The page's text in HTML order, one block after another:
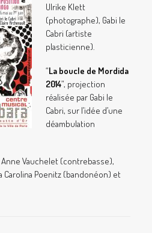
Ulrike Klett
(photographe), Gabi le
Cabri (artiste
plasticienne).
“La boucle de Mordida
2014”, projection
réalisée par Gabi le
Cabri, sur l’idée d’une
déambulation
Anne Vauchelet (contrebasse),
Carolina Poenitz (bandonéon) et